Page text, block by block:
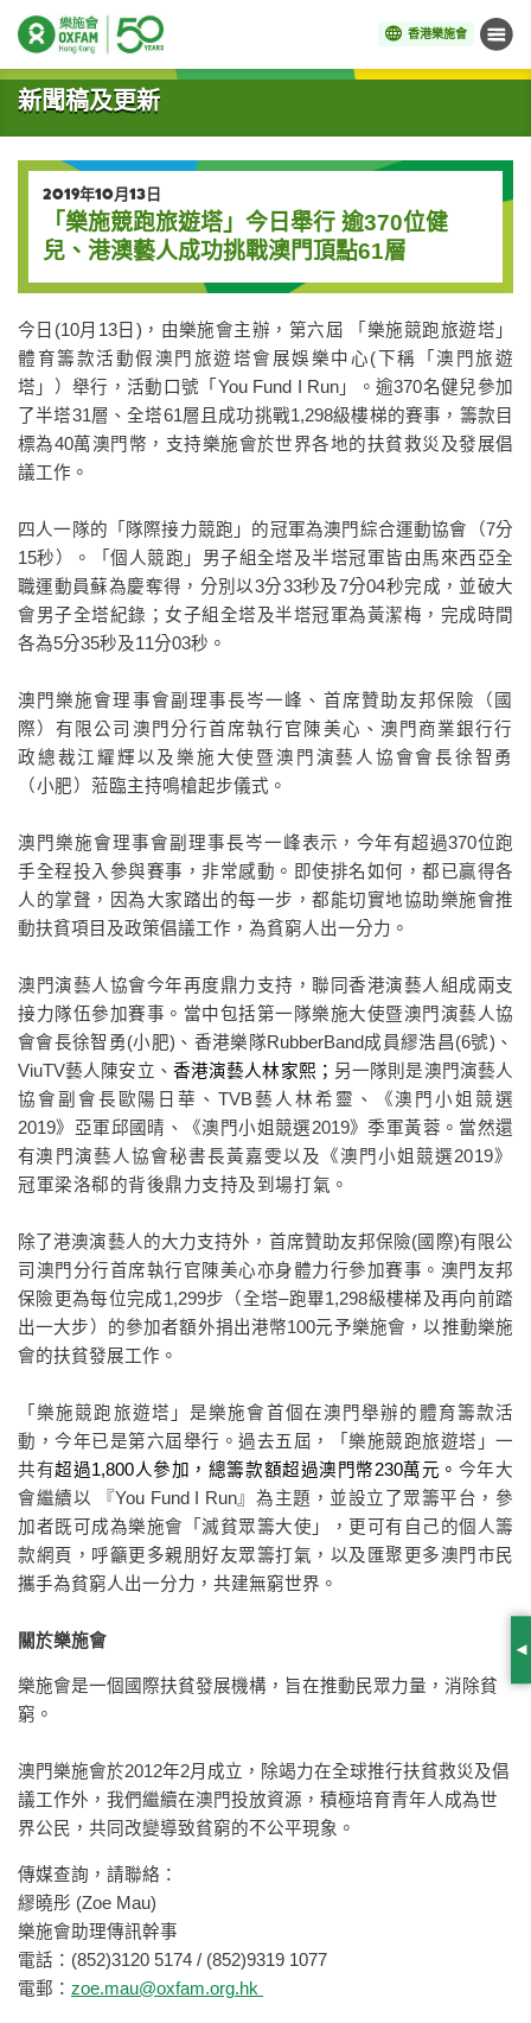
香港樂施會 目錄
開始主要內容
新聞稿及更新
2019年10月13日
「樂施競跑旅遊塔」今日舉行 逾370位健
兒、港澳藝人成功挑戰澳門頂點61層
今日 (10月13日)，由樂施會主辦，第六屆 「樂施競跑旅遊塔」
體育籌款活動假澳門旅遊塔會展娛樂中心(下稱「澳門旅遊
塔」）舉行，活動口號「You Fund I Run」。逾370名健兒參加
了半塔31層、全塔61層且成功挑戰1,298級樓梯的賽事，籌款目
標為40萬澳門幣，支持樂施會於世界各地的扶貧救災及發展倡
議工作。
四人一隊的「隊際接力競跑」的冠軍為澳門綜合運動協會（7分
15秒）。「個人競跑」男子組全塔及半塔冠軍皆由馬來西亞全
職運動員蘇為慶奪得，分別以3分33秒及7分04秒完成， 並破大
會男子全塔紀錄 ；女子組全塔及半塔冠軍為黃潔梅，完成時間
各為5分35秒及11分03秒。
澳門樂施會理事會副理事長岑一峰、首席贊助友邦保險（國
際）有限公司澳門分行首席執行官陳美心、 澳門商業銀行行
政總裁江耀輝以及樂施大使暨澳門演藝人協會會長徐智勇
（小肥） 蒞臨主持鳴槍起步儀式。
澳門樂施會理事會副理事長岑一峰表示， 今年有超過370位跑
手全程投入參與賽事，非常感動。即使排名如何，都已贏得各
人的掌聲，因為大家踏出的每一步，都能切實地協助樂施會推
動扶貧項目及政策倡議工作，為貧窮人出一分力。
澳門演藝人協會今年再度鼎力支持，聯同香港演藝人組成兩支
接力隊伍參加賽事。當中包括第一隊樂施大使暨澳門演藝人協
會會長徐智勇(小肥)、香港樂隊RubberBand成員繆浩昌(6號)、
ViuTV藝人陳安立、 香港演藝人林家熙； 另一隊則是澳門演藝人
協會副會長歐陽日華、TVB藝人林希靈、《澳門小姐競選
2019》亞軍邱國晴、《澳門小姐競選2019》季軍黃蓉。當然還
有澳門演藝人協會秘書長黃嘉雯以及《澳門小姐競選2019》
冠軍梁洛郗的背後鼎力支持及到場打氣。
除了港澳演藝人的大力支持外，首席贊助友邦保險(國際)有限公
司澳門分行首席執行官陳美心亦身體力行參加賽事。澳門友邦
保險更為每位完成1,299步（全塔–跑畢1,298級樓梯及再向前踏
出一大步）的參加者額外捐出港幣100元予樂施會，以推動樂施
會的扶貧發展工作。
「樂施競跑旅遊塔」是樂施會首個在澳門舉辦的體育籌款活
動，今年已是第六屆舉行。過去五屆，「樂施競跑旅遊塔」一
共有超過1,800人參加，總籌款額超過澳門幣230萬元。 今年大
會繼續以 『You Fund I Run』為主題，並設立了眾籌平台，參
加者既可成為樂施會「滅貧眾籌大使」，更可有自己的個人籌
款網頁，呼籲更多親朋好友眾籌打氣，以及匯聚更多澳門市民
攜手為貧窮人出一分力，共建無窮世界。
關於樂施會
樂施會是一個國際扶貧發展機構，旨在推動民眾力量，消除貧
窮。
澳門樂施會於2012年2月成立，除竭力在全球推行扶貧救災及倡
議工作外，我們繼續在澳門投放資源，積極培育青年人成為世
界公民，共同改變導致貧窮的不公平現象。
傳媒查詢，請聯絡：
繆曉彤 (Zoe Mau)
樂施會助理傳訊幹事
電話：(852)3120 5174 / (852)9319 1077
電郵： zoe.mau@oxfam.org.hk